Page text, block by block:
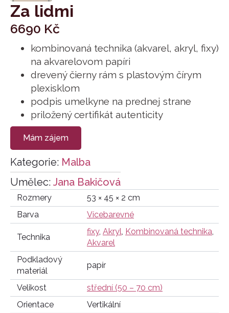
Za lidmi
6690 Kč
kombinovaná technika (akvarel, akryl, fixy)
na akvarelovom papíri
drevený čierny rám s plastovým čírym
plexisklom
podpis umelkyne na prednej strane
priložený certifikát autenticity
Mám zájem
Kategorie: Malba
Umělec: Jana Bakičová
Rozmery
53 × 45 × 2 cm
Barva
Vícebarevné
Technika
fixy, Akryl, Kombinovaná technika,
Akvarel
Podkladový
materiál
papír
Velikost
střední (50 – 70 cm)
Orientace
Vertikální